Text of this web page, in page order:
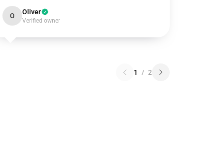
O Oliver
Verified owner
1 / 2